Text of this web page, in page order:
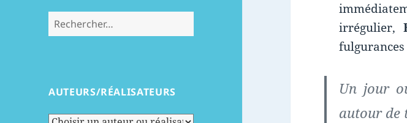
Rechercher :
AUTEURS/RÉALISATEURS
irrégulier,
Un jour
autour de